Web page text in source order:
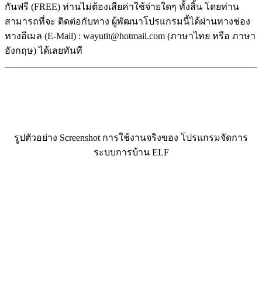
กันฟรี (FREE) ท่านไม่ต้องเสียค่าใช้จ่ายใดๆ ทั้งสิ้น โดยท่าน
สามารถที่จะ ติดต่อกับทาง ผู้พัฒนาโปรแกรมนี้ได้ผ่านทางช่อง
ทางอีเมล (E-Mail) : wayutit@hotmail.com (ภาษาไทย หรือ ภาษา
อังกฤษ) ได้เลยทันที
รูปตัวอย่าง Screenshot การใช้งานจริงของ โปรแกรมจัดการ
ระบบการบ้าน ELF